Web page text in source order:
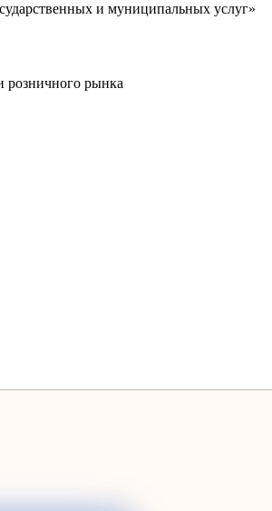
и муниципальных услуг»
розничного рынка